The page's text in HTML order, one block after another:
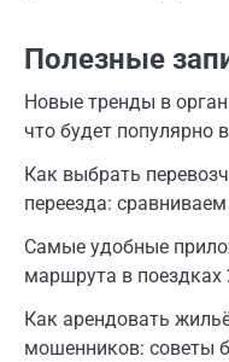
Полезные
Новые тренды в
что будет популярно
Как выбрать
переезда:
Самые удобные
маршрута в поездках
Как арендовать
мошенников: советы